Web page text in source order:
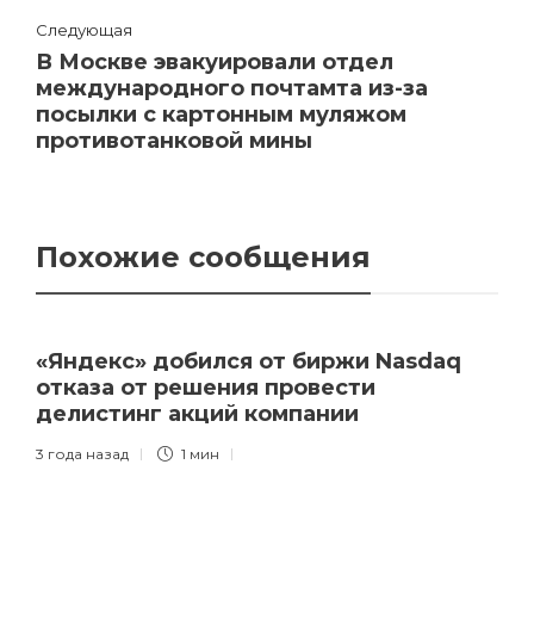
Следующая
В Москве эвакуировали отдел
международного почтамта из-за
посылки с картонным муляжом
противотанковой мины
Похожие сообщения
«Яндекс» добился от биржи Nasdaq
отказа от решения провести
делистинг акций компании
3 года назад 1 мин